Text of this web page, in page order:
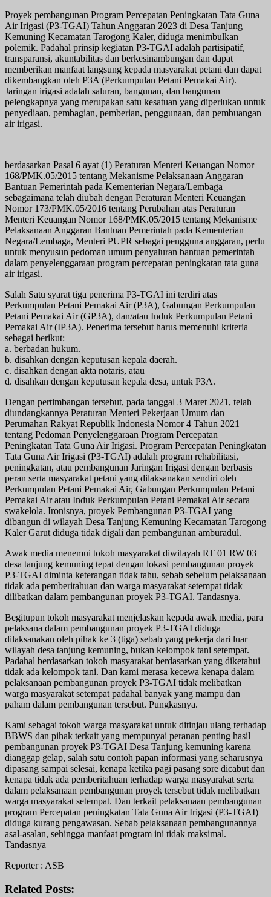
Proyek pembangunan Program Percepatan Peningkatan Tata Guna
Air Irigasi (P3-TGAI) Tahun Anggaran 2023 di Desa Tanjung
Kemuning Kecamatan Tarogong Kaler, diduga menimbulkan
polemik. Padahal prinsip kegiatan P3-TGAI adalah partisipatif,
transparansi, akuntabilitas dan berkesinambungan dan dapat
memberikan manfaat langsung kepada masyarakat petani dan dapat
dikembangkan oleh P3A (Perkumpulan Petani Pemakai Air).
Jaringan irigasi adalah saluran, bangunan, dan bangunan
pelengkapnya yang merupakan satu kesatuan yang diperlukan untuk
penyediaan, pembagian, pemberian, penggunaan, dan pembuangan
air irigasi.
berdasarkan Pasal 6 ayat (1) Peraturan Menteri Keuangan Nomor
168/PMK.05/2015 tentang Mekanisme Pelaksanaan Anggaran
Bantuan Pemerintah pada Kementerian Negara/Lembaga
sebagaimana telah diubah dengan Peraturan Menteri Keuangan
Nomor 173/PMK.05/2016 tentang Perubahan atas Peraturan
Menteri Keuangan Nomor 168/PMK.05/2015 tentang Mekanisme
Pelaksanaan Anggaran Bantuan Pemerintah pada Kementerian
Negara/Lembaga, Menteri PUPR sebagai pengguna anggaran, perlu
untuk menyusun pedoman umum penyaluran bantuan pemerintah
dalam penyelenggaraan program percepatan peningkatan tata guna
air irigasi.
Salah Satu syarat tiga penerima P3-TGAI ini terdiri atas
Perkumpulan Petani Pemakai Air (P3A), Gabungan Perkumpulan
Petani Pemakai Air (GP3A), dan/atau Induk Perkumpulan Petani
Pemakai Air (IP3A). Penerima tersebut harus memenuhi kriteria
sebagai berikut:
a. berbadan hukum.
b. disahkan dengan keputusan kepala daerah.
c. disahkan dengan akta notaris, atau
d. disahkan dengan keputusan kepala desa, untuk P3A.
Dengan pertimbangan tersebut, pada tanggal 3 Maret 2021, telah
diundangkannya Peraturan Menteri Pekerjaan Umum dan
Perumahan Rakyat Republik Indonesia Nomor 4 Tahun 2021
tentang Pedoman Penyelenggaraan Program Percepatan
Peningkatan Tata Guna Air Irigasi. Program Percepatan Peningkatan
Tata Guna Air Irigasi (P3-TGAI) adalah program rehabilitasi,
peningkatan, atau pembangunan Jaringan Irigasi dengan berbasis
peran serta masyarakat petani yang dilaksanakan sendiri oleh
Perkumpulan Petani Pemakai Air, Gabungan Perkumpulan Petani
Pemakai Air atau Induk Perkumpulan Petani Pemakai Air secara
swakelola. Ironisnya, proyek Pembangunan P3-TGAI yang
dibangun di wilayah Desa Tanjung Kemuning Kecamatan Tarogong
Kaler Garut diduga tidak digali dan pembangunan amburadul.
Awak media menemui tokoh masyarakat diwilayah RT 01 RW 03
desa tanjung kemuning tepat dengan lokasi pembangunan proyek
P3-TGAI diminta keterangan tidak tahu, sebab sebelum pelaksanaan
tidak ada pemberitahuan dan warga masyarakat setempat tidak
dilibatkan dalam pembangunan proyek P3-TGAI. Tandasnya.
Begitupun tokoh masyarakat menjelaskan kepada awak media, para
pelaksana dalam pembangunan proyek P3-TGAI diduga
dilaksanakan oleh pihak ke 3 (tiga) sebab yang pekerja dari luar
wilayah desa tanjung kemuning, bukan kelompok tani setempat.
Padahal berdasarkan tokoh masyarakat berdasarkan yang diketahui
tidak ada kelompok tani. Dan kami merasa kecewa kenapa dalam
pelaksanaan pembangunan proyek P3-TGAI tidak melibatkan
warga masyarakat setempat padahal banyak yang mampu dan
paham dalam pembangunan tersebut. Pungkasnya.
Kami sebagai tokoh warga masyarakat untuk ditinjau ulang terhadap
BBWS dan pihak terkait yang mempunyai peranan penting hasil
pembangunan proyek P3-TGAI Desa Tanjung kemuning karena
dianggap gelap, salah satu contoh papan informasi yang seharusnya
dipasang sampai selesai, kenapa ketika pagi pasang sore dicabut dan
kenapa tidak ada pemberitahuan terhadap warga masyarakat serta
dalam pelaksanaan pembangunan proyek tersebut tidak melibatkan
warga masyarakat setempat. Dan terkait pelaksanaan pembangunan
program Percepatan peningkatan Tata Guna Air Irigasi (P3-TGAI)
diduga kurang pengawasan. Sebab pelaksanaan pembangunannya
asal-asalan, sehingga manfaat program ini tidak maksimal.
Tandasnya
Reporter : ASB
Related Posts: